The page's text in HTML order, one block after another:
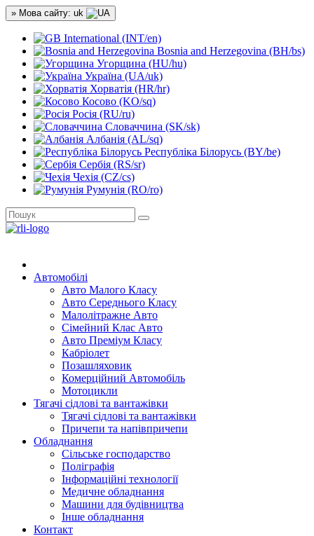
» Мова сайту: uk
International (INT/en)
Bosnia and Herzegovina (BH/bs)
Угорщина (HU/hu)
Україна (UA/uk)
Хорватія (HR/hr)
Косово (KO/sq)
Росія (RU/ru)
Словаччина (SK/sk)
Албанія (AL/sq)
Республіка Білорусь (BY/be)
Сербія (RS/sr)
Чехія (CZ/cs)
Румунія (RO/ro)
Автомобілі
Авто Малого Класу
Авто Середнього Класу
Малолітражне Авто
Сімейний Клас Авто
Авто Преміум Класу
Кабріолет
Позашляховик
Комерційний Автомобіль
Мотоцикли
Тягачі сідлові та вантажівки
Тягачі сідлові та вантажівки
Причепи та напівпричепи
Обладнання
Сільське господарство
Поліграфія
Інформаційні технології
Медичне обладнання
Машини для будівництва
Інше обладнання
Контакт